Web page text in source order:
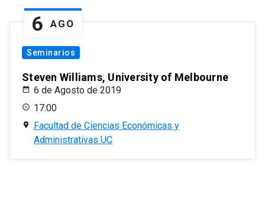
6 AGO
Seminarios
Steven Williams, University of Melbourne
6 de Agosto de 2019
17:00
Facultad de Ciencias Económicas y
Administrativas UC